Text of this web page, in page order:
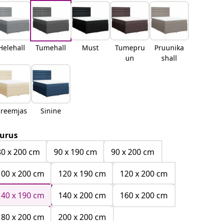
Tumehall Must
Tumepru
un
Pruunika
shall
Sinine
x 200 cm
90 x 190 cm
90 x 200 cm
x 200 cm
120 x 190 cm
120 x 200 cm
x 190 cm
140 x 200 cm
160 x 200 cm
x 200 cm
200 x 200 cm